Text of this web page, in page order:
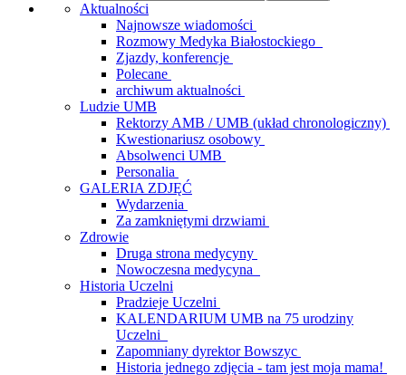
Aktualności
Najnowsze wiadomości
Rozmowy Medyka Białostockiego
Zjazdy, konferencje
Polecane
archiwum aktualności
Ludzie UMB
Rektorzy AMB / UMB (układ chronologiczny)
Kwestionariusz osobowy
Absolwenci UMB
Personalia
GALERIA ZDJĘĆ
Wydarzenia
Za zamkniętymi drzwiami
Zdrowie
Druga strona medycyny
Nowoczesna medycyna
Historia Uczelni
Pradzieje Uczelni
KALENDARIUM UMB na 75 urodziny
Uczelni
Zapomniany dyrektor Bowszyc
Historia jednego zdjęcia - tam jest moja mama!